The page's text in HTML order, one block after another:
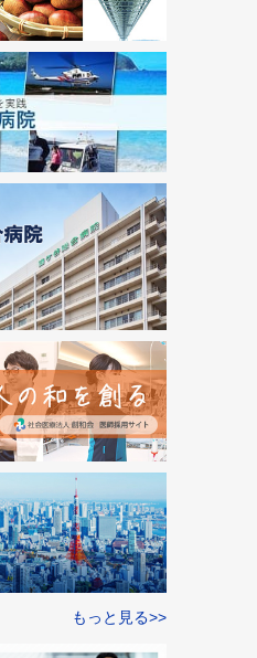
もっと見る>>